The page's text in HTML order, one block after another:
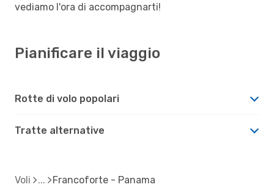
vediamo l'ora di accompagnarti!
Pianificare il viaggio
Rotte di volo popolari
Tratte alternative
Voli Francoforte - Panama